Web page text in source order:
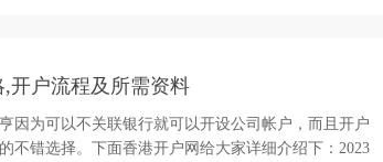
,开户流程及所需资料
因为可以不关联银行就可以开设公司帐户，而且开户
不错选择。下面香港开户网给大家详细介绍下：2023